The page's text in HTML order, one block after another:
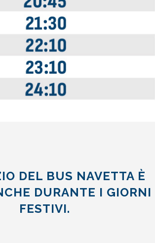
DEL BUS NAVETTA È
DURANTE I GIORNI
FESTIVI.